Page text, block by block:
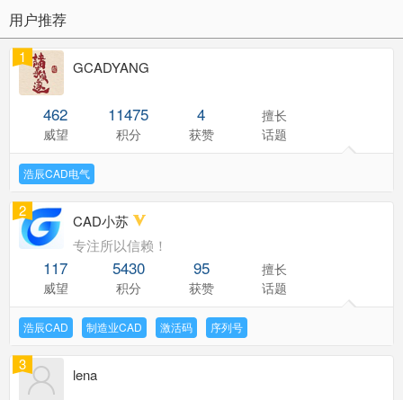
用户推荐
GCADYANG
1
462
威望
11475
积分
4
获赞
擅长
话题
浩辰CAD电气
CAD小苏
专注所以信赖！
2
117
威望
5430
积分
95
获赞
擅长
话题
浩辰CAD 制造业CAD 激活码 序列号
lena
3